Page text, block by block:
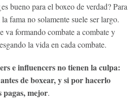
bueno para el boxeo de verdad? Para
fama no solamente suele ser largo.
va formando combate a combate y
la vida en cada combate.
e influencers no tienen la culpa:
de boxear, y si por hacerlo
pagas, mejor.